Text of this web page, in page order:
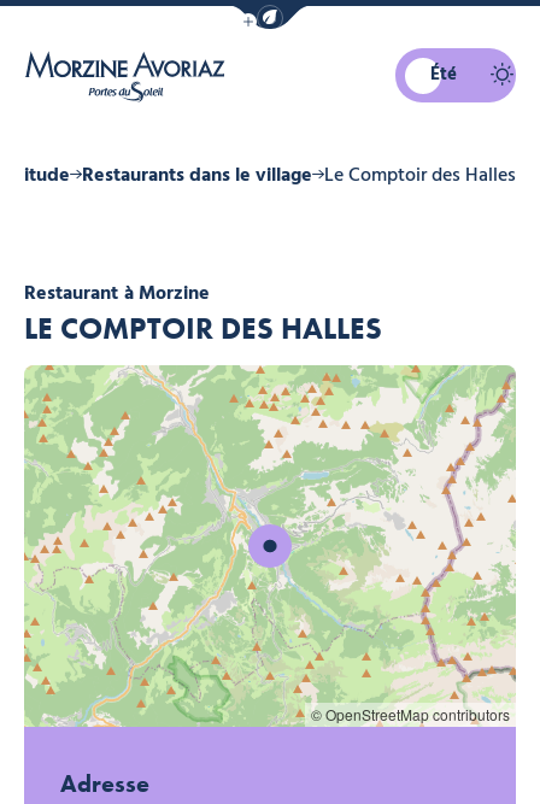
Afficher la barre de navigation du
Été
Restaurants dans le village Le Comptoir des Halles
Restaurantà Morzine
LE COMPTOIR DES HALLES
© OpenStreetMap contributors
Adresse